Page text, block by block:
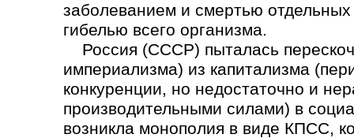
заболеванием и смертью отдельных
гибелью всего организма.
Россия (СССР) пыталась
империализма) из капитализма
конкуренции, но недостаточно и
производительными силами) в
возникла монополия в виде КПСС,